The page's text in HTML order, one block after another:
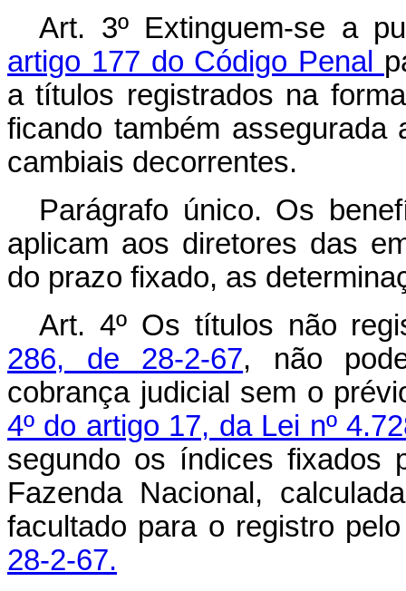
Art. 3º Extinguem-se a
artigo 177 do Código Penal
a títulos registrados na
ficando também
cambiais decorrentes.
Parágrafo único. Os
aplicam aos diretores das
do prazo fixado, as
Art. 4º Os títulos não
286, de 28-2-67, não
cobrança judicial sem o
4º do artigo 17, da Lei nº
segundo os índices fixados
Fazenda Nacional,
facultado para o registro
28-2-67.